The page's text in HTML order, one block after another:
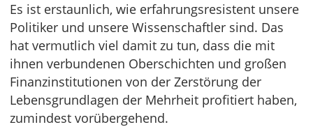
Es ist erstaunlich, wie erfahrungsresistent unsere
Politiker und unsere Wissenschaftler sind. Das
hat vermutlich viel damit zu tun, dass die mit
ihnen verbundenen Oberschichten und großen
Finanzinstitutionen von der Zerstörung der
Lebensgrundlagen der Mehrheit profitiert haben,
zumindest vorübergehend.